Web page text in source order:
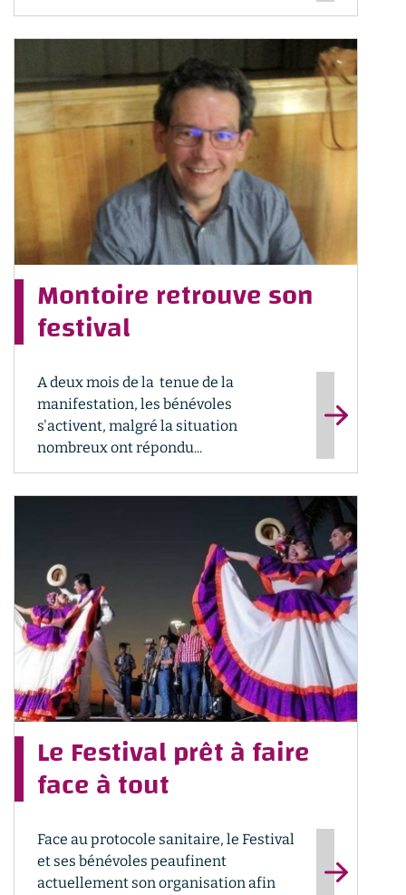
Montoire retrouve son
festival
A deux mois de la tenue de la
manifestation, les bénévoles
s'activent, malgré la situation
nombreux ont répondu...
Le Festival prêt à faire
face à tout
Face au protocole sanitaire, le Festival
et ses bénévoles peaufinent
actuellement son organisation afin